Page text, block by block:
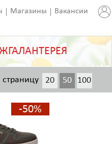
Магазины Вакансии
20 50 100
200
-50%